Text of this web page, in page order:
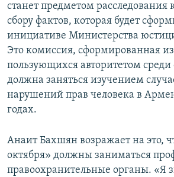
станет предметом расследования
сбору фактов, которая будет
инициативе Министерства
Это комиссия, сформированная
пользующихся авторитетом
должна заняться изучением
нарушений прав человека в
годах.
Анаит Бахшян возражает на это,
октября» должны заниматься
правоохранительные органы. «Я